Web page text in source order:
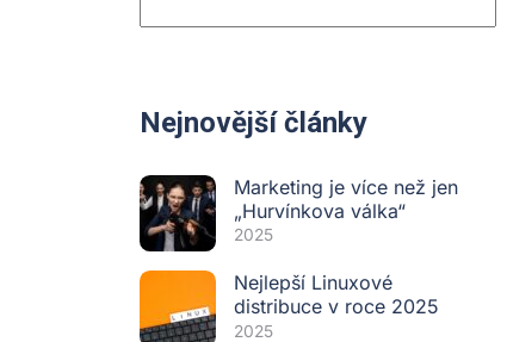
Nejnovější články
Marketing je více než jen
„Hurvínkova válka“
2025
Nejlepší Linuxové
distribuce v roce 2025
2025